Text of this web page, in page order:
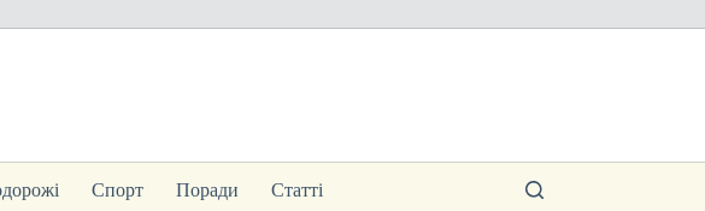
Спорт Поради Статті